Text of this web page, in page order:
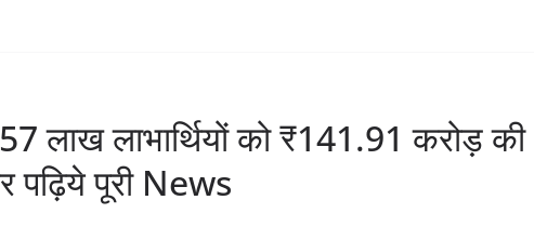
लाभार्थियों को ₹141.91 करोड़ की
पूरी News